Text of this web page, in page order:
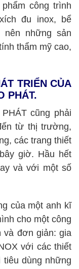
công trình
đu inox, bể
những sản
thẩm mỹ cao,
TRIỂN CỦA
PHÁT.
cũng phải
từ thị trường,
các trang thiết
giờ. Hầu hết
và với một số
của một anh kĩ
cho một công
và đơn giản: gia
với các thiết
dùng những